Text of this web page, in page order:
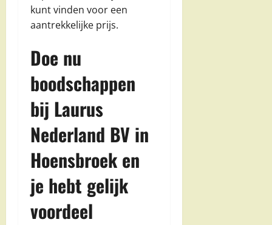
kunt vinden voor een
aantrekkelijke prijs.
Doe nu
boodschappen
bij Laurus
Nederland BV in
Hoensbroek en
je hebt gelijk
voordeel